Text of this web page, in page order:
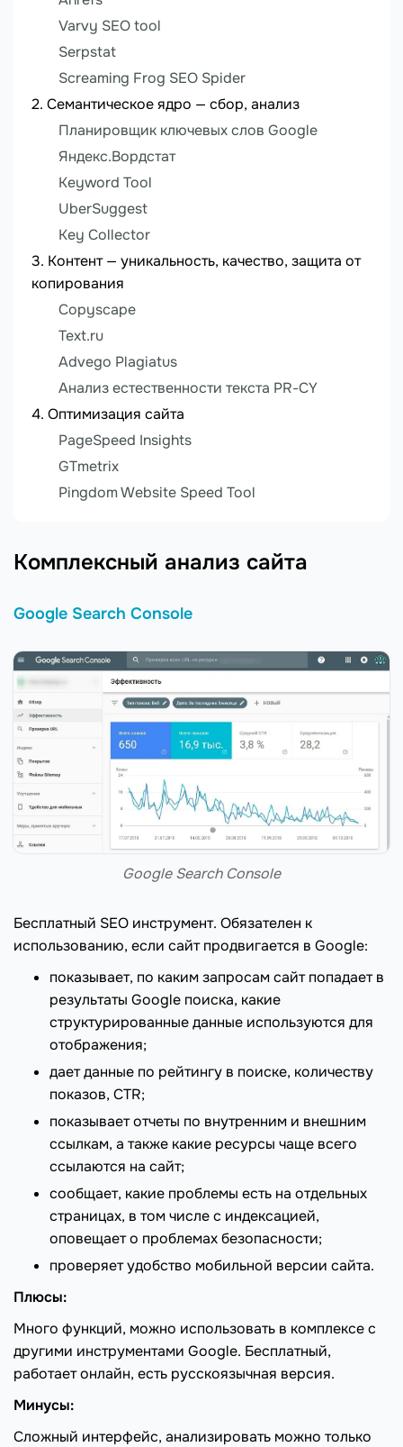
Varvy SEO tool
Serpstat
Screaming Frog SEO Spider
Семантическое ядро — сбор, анализ
Планировщик ключевых слов Google
Яндекс.Вордстат
Keyword Tool
UberSuggest
Key Collector
Контент — уникальность, качество, защита от
копирования
Copyscape
Text.ru
Advego Plagiatus
Анализ естественности текста PR-CY
Оптимизация сайта
PageSpeed Insights
GTmetrix
Pingdom Website Speed Tool
Комплексный анализ сайта
Google Search Console
Google Search Console
Бесплатный SEO инструмент. Обязателен к
использованию, если сайт продвигается в Google:
показывает, по каким запросам сайт попадает в
результаты Google поиска, какие
структурированные данные используются для
отображения;
дает данные по рейтингу в поиске, количеству
показов, CTR;
показывает отчеты по внутренним и внешним
ссылкам, а также какие ресурсы чаще всего
ссылаются на сайт;
сообщает, какие проблемы есть на отдельных
страницах, в том числе с индексацией,
оповещает о проблемах безопасности;
проверяет удобство мобильной версии сайта.
Плюсы:
Много функций, можно использовать в комплексе с
другими инструментами Google. Бесплатный,
работает онлайн, есть русскоязычная версия.
Минусы:
Сложный интерфейс, анализировать можно только